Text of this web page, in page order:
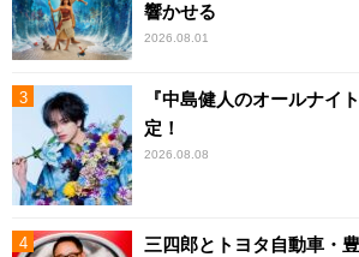
響かせる
2026.08.01
『中島健人のオールナイ
定！
2026.08.08
三四郎とトヨタ自動車・